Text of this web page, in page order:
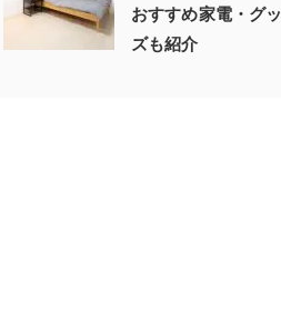
おすすめ家電・グッ
ズも紹介